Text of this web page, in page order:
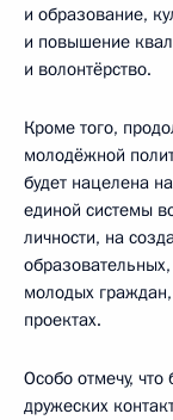
и образование,
и повышение
и волонтёрство.
Кроме того,
молодёжной
будет нацелена
единой системы
личности, на
молодых
проектах.
Особо отмечу,
дружеских